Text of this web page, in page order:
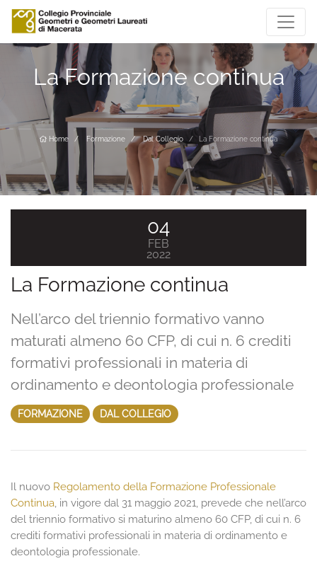
La Formazione continua
Home Formazione Dal Collegio La Formazione continua
La Formazione continua
Nell’arco del triennio formativo vanno
maturati almeno 60 CFP, di cui n. 6 crediti
formativi professionali in materia di
ordinamento e deontologia professionale
FORMAZIONE DAL COLLEGIO
04
FEB
2022
Il nuovo Regolamento della Formazione Professionale
Continua, in vigore dal 31 maggio 2021, prevede che nell’arco
del triennio formativo si maturino almeno 60 CFP, di cui n. 6
crediti formativi professionali in materia di ordinamento e
deontologia professionale.